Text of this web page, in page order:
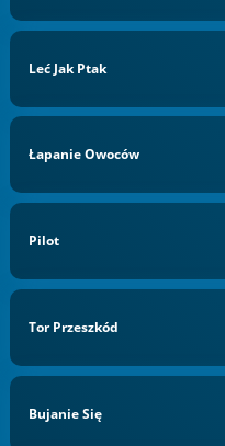
Leć Jak Ptak
Łapanie Owoców
Pilot
Tor Przeszkód
Bujanie Się